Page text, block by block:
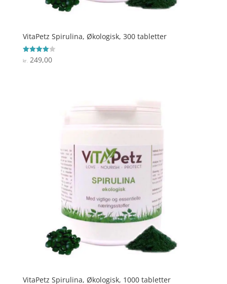
VitaPetz Spirulina, Økologisk, 300 tabletter
Vurderet
4
kr.249,00
VitaPetz Spirulina, Økologisk, 1000 tabletter